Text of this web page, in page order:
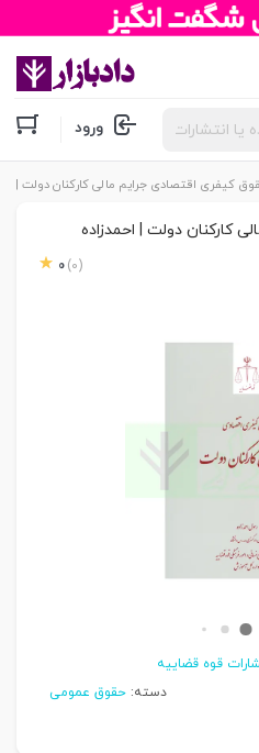
ورود
کیفری اقتصادی جرایم مالی کارکنان دولت |
کارکنان دولت | احمدزاده
0 (0)
قوه قضاییه
دسته: حقوق عمومی